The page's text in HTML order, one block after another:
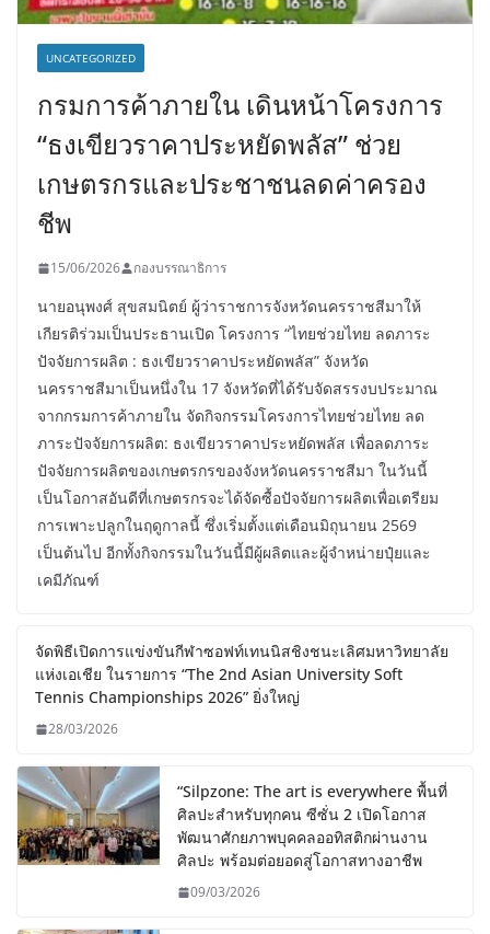
UNCATEGORIZED
กรมการค้าภายใน เดินหน้าโครงการ
“ธงเขียวราคาประหยัดพลัส” ช่วย
เกษตรกรและประชาชนลดค่าครอง
ชีพ
15/06/2026 กองบรรณาธิการ
นายอนุพงศ์ สุขสมนิตย์ ผู้ว่าราชการจังหวัดนครราชสีมาให้
เกียรติร่วมเป็นประธานเปิด โครงการ “ไทยช่วยไทย ลดภาระ
ปัจจัยการผลิต : ธงเขียวราคาประหยัดพลัส” จังหวัด
นครราชสีมาเป็นหนึ่งใน 17 จังหวัดที่ได้รับจัดสรรงบประมาณ
จากกรมการค้าภายใน จัดกิจกรรมโครงการไทยช่วยไทย ลด
ภาระปัจจัยการผลิต: ธงเขียวราคาประหยัดพลัส เพื่อลดภาระ
ปัจจัยการผลิตของเกษตรกรของจังหวัดนครราชสีมา ในวันนี้
เป็นโอกาสอันดีที่เกษตรกรจะได้จัดซื้อปัจจัยการผลิตเพื่อเตรียม
การเพาะปลูกในฤดูกาลนี้ ซึ่งเริ่มตั้งแต่เดือนมิถุนายน 2569
เป็นต้นไป อีกทั้งกิจกรรมในวันนี้มีผู้ผลิตและผู้จำหน่ายปุ๋ยและ
เคมีภัณฑ์
จัดพิธีเปิดการแข่งขันกีฬาซอฟท์เทนนิสชิงชนะเลิศมหาวิทยาลัย
แห่งเอเชีย ในรายการ “The 2nd Asian University Soft
Tennis Championships 2026” ยิ่งใหญ่
28/03/2026
“Silpzone: The art is everywhere พื้นที่
ศิลปะสำหรับทุกคน ซีซั่น 2 เปิดโอกาส
พัฒนาศักยภาพบุคคลออทิสติกผ่านงาน
ศิลปะ พร้อมต่อยอดสู่โอกาสทางอาชีพ
09/03/2026